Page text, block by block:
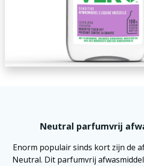
Neutral parfumvrij
Enorm populair sinds kort zijn de
Neutral. Dit parfumvrij